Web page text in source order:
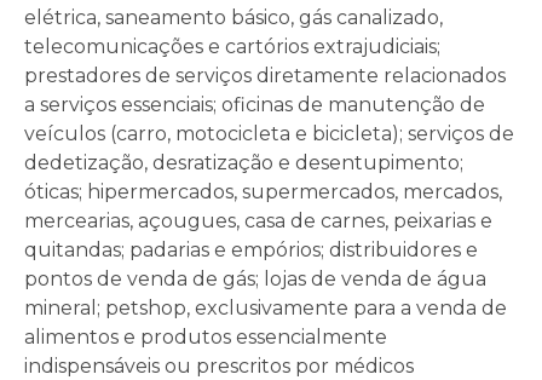
elétrica, saneamento básico, gás canalizado,
telecomunicações e cartórios extrajudiciais;
prestadores de serviços diretamente relacionados
a serviços essenciais; oficinas de manutenção de
veículos (carro, motocicleta e bicicleta); serviços de
dedetização, desratização e desentupimento;
óticas; hipermercados, supermercados, mercados,
mercearias, açougues, casa de carnes, peixarias e
quitandas; padarias e empórios; distribuidores e
pontos de venda de gás; lojas de venda de água
mineral; petshop, exclusivamente para a venda de
alimentos e produtos essencialmente
indispensáveis ou prescritos por médicos